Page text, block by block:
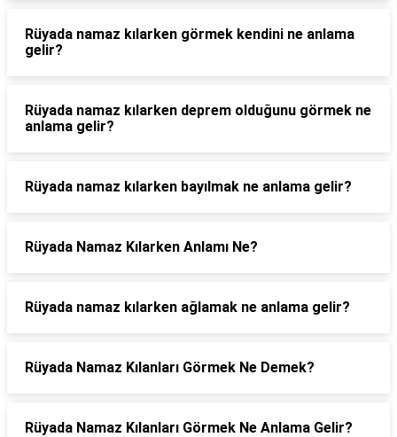
Rüyada namaz kılarken görmek kendini ne anlama
gelir?
Rüyada namaz kılarken deprem olduğunu görmek ne
anlama gelir?
Rüyada namaz kılarken bayılmak ne anlama gelir?
Rüyada Namaz Kılarken Anlamı Ne?
Rüyada namaz kılarken ağlamak ne anlama gelir?
Rüyada Namaz Kılanları Görmek Ne Demek?
Rüyada Namaz Kılanları Görmek Ne Anlama Gelir?